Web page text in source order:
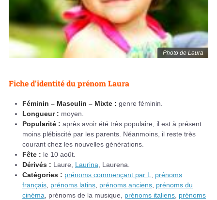
Photo de Laura
Fiche d'identité du prénom Laura
Féminin – Masculin – Mixte : genre féminin.
Longueur : moyen.
Popularité : après avoir été très populaire, il est à présent
moins plébiscité par les parents. Néanmoins, il reste très
courant chez les nouvelles générations.
Fête : le 10 août.
Dérivés : Laure, Laurina , Laurena.
Catégories : prénoms commençant par L
prénoms
français prénoms latins prénoms anciens prénoms du
cinéma , prénoms de la musique, prénoms italiens prénoms